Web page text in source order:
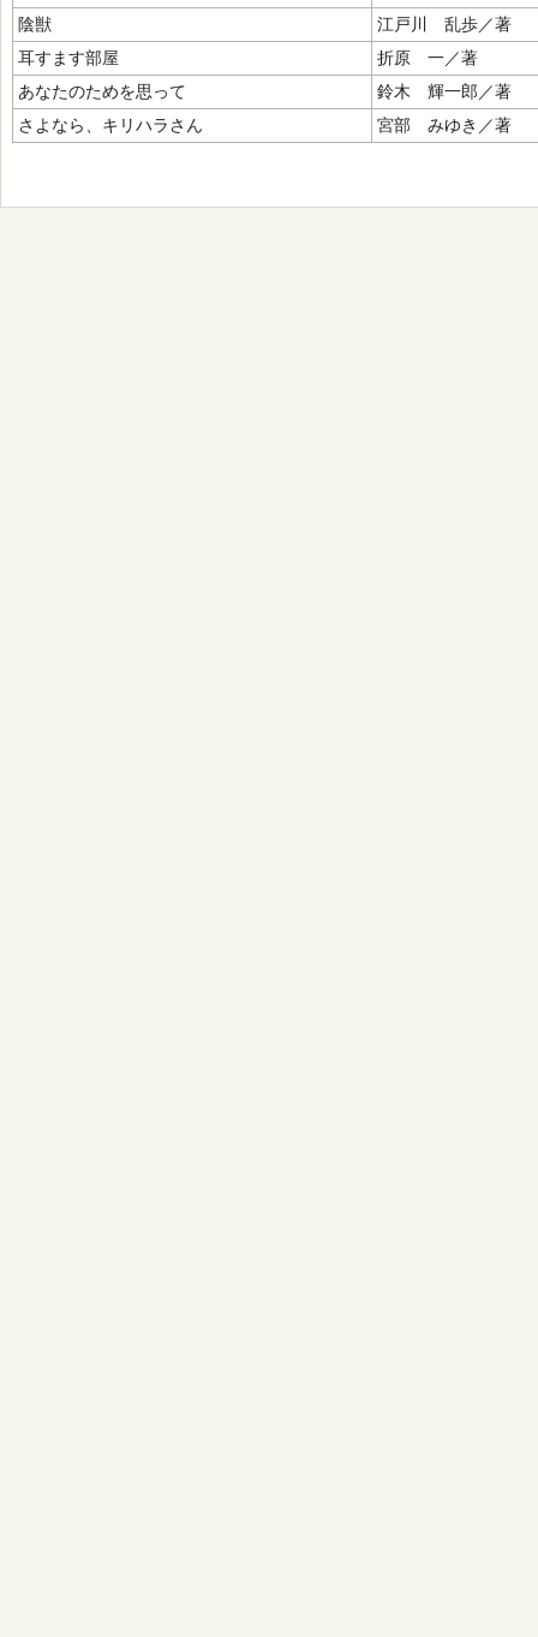
陰獣
江戸川 乱歩／著
耳すます部屋
折原 一／著
あなたのためを思って
鈴木 輝一郎／著
さよなら、キリハラさん
宮部 みゆき／著